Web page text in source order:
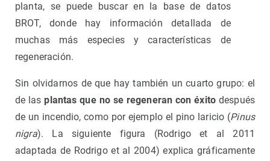
planta, se puede buscar en la base de datos
BROT, donde hay información detallada de
muchas más especies y características de
regeneración.
Sin olvidarnos de que hay también un cuarto grupo: el
de lasplantas que no se regeneran con éxito después
de un incendio, como por ejemplo el pino laricio (Pinus
nigra). La siguiente figura (Rodrigo et al 2011
adaptada de Rodrigo et al 2004) explica gráficamente